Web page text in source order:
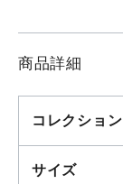
商品詳細
コレクション
サイズ